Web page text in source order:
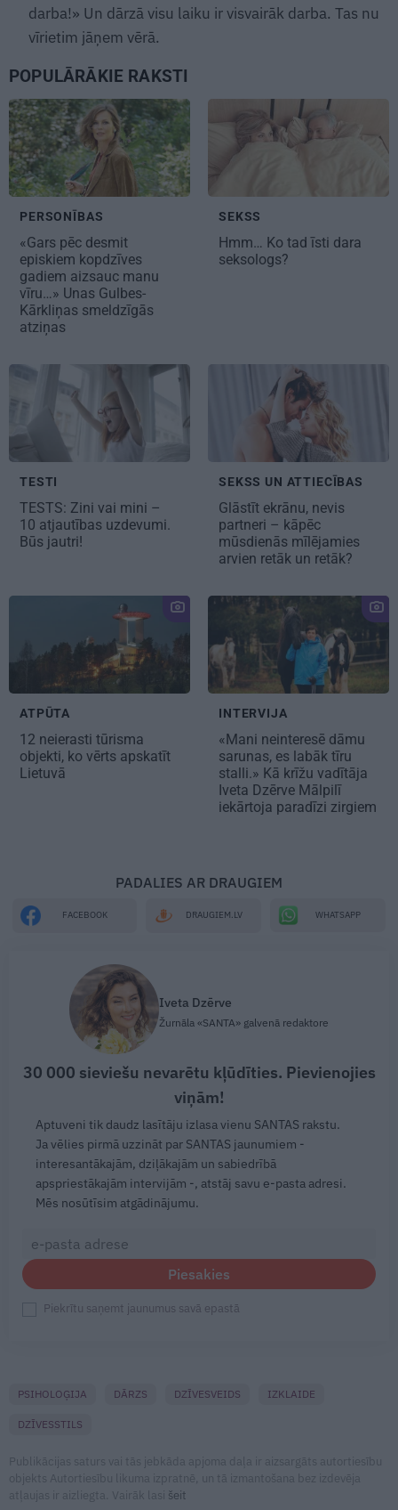
darba!» Un dārzā visu laiku ir visvairāk darba. Tas nu
vīrietim jāņem vērā.
POPULĀRĀKIE RAKSTI
PERSONĪBAS
«Gars pēc desmit
episkiem kopdzīves
gadiem aizsauc manu
vīru…» Unas Gulbes-
Kārkliņas smeldzīgās
atziņas
SEKSS
Hmm… Ko tad īsti dara
seksologs?
TESTI
TESTS: Zini vai mini –
10 atjautības uzdevumi.
Būs jautri!
SEKSS UN ATTIECĪBAS
Glāstīt ekrānu, nevis
partneri – kāpēc
mūsdienās mīlējamies
arvien retāk un retāk?
ATPŪTA
12 neierasti tūrisma
objekti, ko vērts apskatīt
Lietuvā
INTERVIJA
«Mani neinteresē dāmu
sarunas, es labāk tīru
stalli.» Kā krīžu vadītāja
Iveta Dzērve Mālpilī
iekārtoja paradīzi zirgiem
PADALIES AR DRAUGIEM
FACEBOOK DRAUGIEM.LV WHATSAPP
Iveta Dzērve
Žurnāla «SANTA» galvenā redaktore
30 000 sieviešu nevarētu kļūdīties. Pievienojies
viņām!
Aptuveni tik daudz lasītāju izlasa vienu SANTAS rakstu.
Ja vēlies pirmā uzzināt par SANTAS jaunumiem -
interesantākajām, dziļākajām un sabiedrībā
apspriestākajām intervijām -, atstāj savu e-pasta adresi.
Mēs nosūtīsim atgādinājumu.
Piesakies
Piekrītu saņemt jaunumus savā epastā
PSIHOLOĢIJA DĀRZS DZĪVESVEIDS IZKLAIDE
DZĪVESSTILS
Publikācijas saturs vai tās jebkāda apjoma daļa ir aizsargāts autortiesību
objekts Autortiesību likuma izpratnē, un tā izmantošana bez izdevēja
atļaujas ir aizliegta. Vairāk lasi šeit